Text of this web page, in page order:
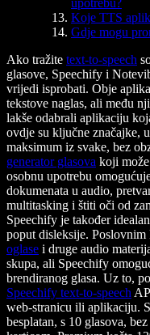
Koje TTS
Gdje mogu
Ako tražite text-to-speech
glasove, Speechify i
vrijedi isprobati. Obje
tekstove naglas, ali među
lakše odabrali aplikaciju
ovdje su ključne značajke,
maksimum iz svake, bez
generator glasova koji
osobnu upotrebu
dokumenata u audio,
multitasking i štiti oči od
Speechify je također
poput disleksije.
oglase i druge audio
skupa, ali Speechify
brendiranog glasa. Uz to,
Speechify text-to-speech
web-stranicu ili aplikaciju.
besplatan, s 10 glasova,